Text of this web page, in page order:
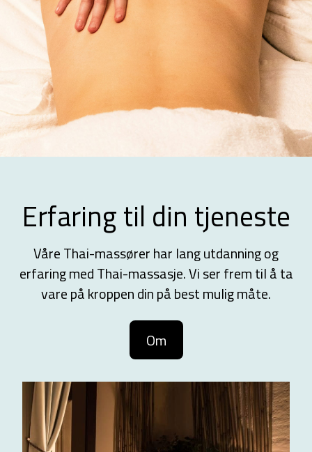
Erfaring til din tjeneste
Våre Thai-massører har lang utdanning og
erfaring med Thai-massasje. Vi ser frem til å ta
vare på kroppen din på best mulig måte.
Om